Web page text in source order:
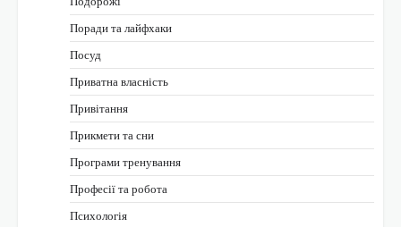
Поради та лайфхаки
Посуд
Приватна власність
Привітання
Прикмети та сни
Програми тренування
Професії та робота
Психологія